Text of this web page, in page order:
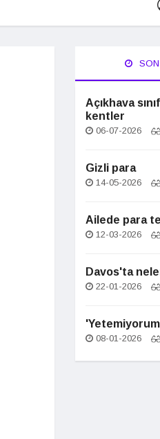
Açıkhava
kentler
06-07-2026
Gizli para
14-05-2026
Ailede para
12-03-2026
Davos'ta
22-01-2026
08-01-2026